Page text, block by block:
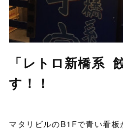
「レトロ新橋系
す！！
マタリビルのB1Fで青い看板